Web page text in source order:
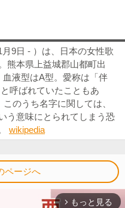
9日 - ）は、日本の女性歌
熊本県上益城郡山都町出
液型はA型。愛称は「伴
呼ばれていたこともあ
のうち名字に関しては、
う意味にとられてしまう恐
wikipedia
ページへ
arrow_forward_ios もっと見る